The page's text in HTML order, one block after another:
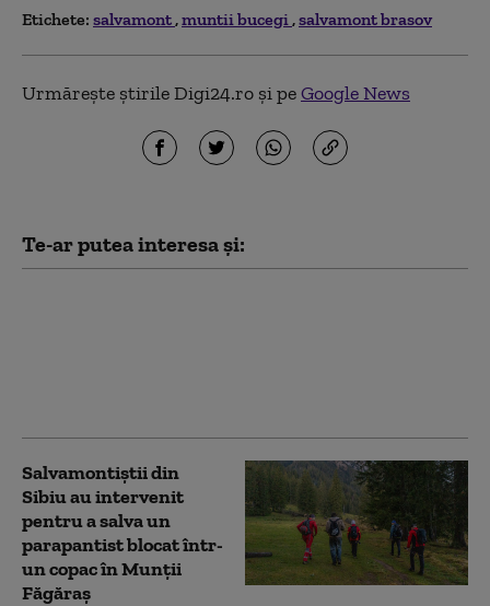
Etichete: salvamont muntii bucegi salvamont brasov
Urmărește știrile Digi24.ro și peGoogle News
Te-ar putea interesa și:
Salvamontiştii din
Sibiu au intervenit
pentru a salva un
parapantist blocat într-
un copac în Munţii
Făgăraş